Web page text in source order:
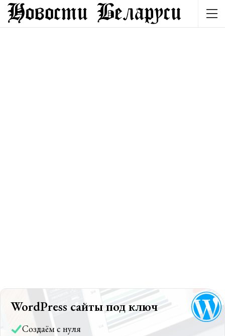
WordPress сайты под ключ
Создаём с нуля